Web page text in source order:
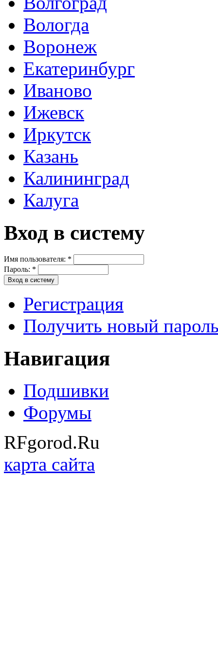
Вологда
Воронеж
Екатеринбург
Иваново
Ижевск
Иркутск
Казань
Калининград
Калуга
Вход в систему
Имя пользователя: *
Пароль: *
Регистрация
Получить новый
Навигация
Подшивки
Форумы
RFgorod.Ru
карта сайта